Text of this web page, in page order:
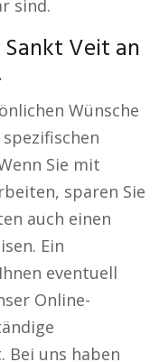
sind.
Veit an
Wünsche
Sie mit
sparen Sie
auch einen
Ein
eventuell
Online-
Bei uns haben